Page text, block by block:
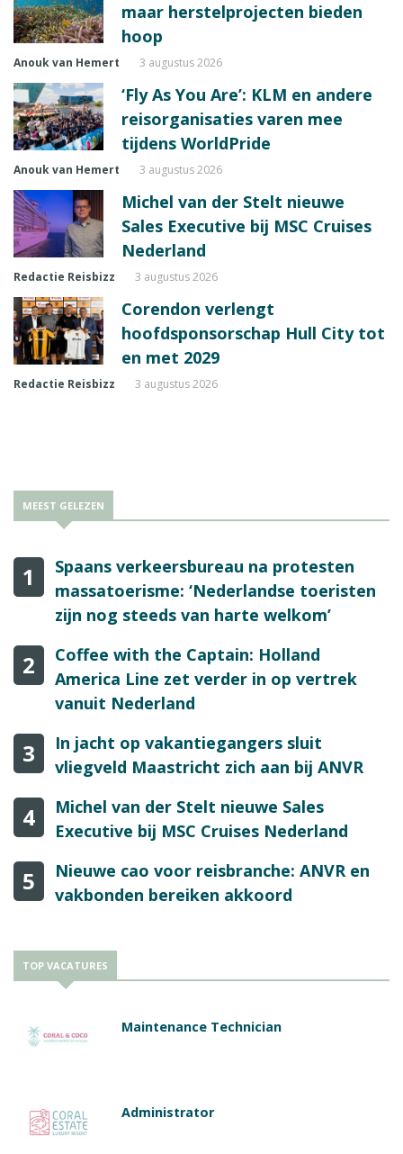
maar herstelprojecten bieden
hoop
Anouk van Hemert 3 augustus 2026
‘Fly As You Are’: KLM en andere
reisorganisaties varen mee
tijdens WorldPride
Anouk van Hemert 3 augustus 2026
Michel van der Stelt nieuwe
Sales Executive bij MSC Cruises
Nederland
Redactie Reisbizz 3 augustus 2026
Corendon verlengt
hoofdsponsorschap Hull City tot
en met 2029
Redactie Reisbizz 3 augustus 2026
MEEST GELEZEN
1
Spaans verkeersbureau na protesten
massatoerisme: ‘Nederlandse toeristen
zijn nog steeds van harte welkom’
2
Coffee with the Captain: Holland
America Line zet verder in op vertrek
vanuit Nederland
3
In jacht op vakantiegangers sluit
vliegveld Maastricht zich aan bij ANVR
4
Michel van der Stelt nieuwe Sales
Executive bij MSC Cruises Nederland
5
Nieuwe cao voor reisbranche: ANVR en
vakbonden bereiken akkoord
TOP VACATURES
Maintenance Technician
Administrator